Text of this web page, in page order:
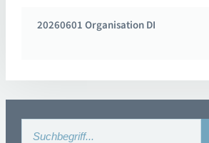
20260601 Organisation DI